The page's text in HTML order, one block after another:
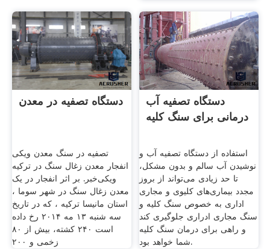
دستگاه تصفیه در معدن
تصفیه در سنگ معدن ویکی
انفجار معدن زغال سنگ در ترکیه
ویکی‌خبر. بر اثر انفجار در یک
معدن زغال سنگ در شهر سوما ،
استان مانیسا ترکیه ، که در تاریخ
سه شنبه ۱۳ مه ۲۰۱۴ رخ داده
است ۲۴۰ کشته، بیش از ۸۰
زخمی و ۲۰۰
دستگاه تصفیه آب
درمانی برای سنگ کلیه
استفاده از دستگاه تصفیه آب و
نوشیدن آب سالم و بدون مشکل،
تا حد زیادی می‌تواند از بروز
مجدد بیماری‌های کلیوی و مجاری
اداری به خصوص سنگ کلیه و
سنگ مجاری ادراری جلوگیری کند
و راهی برای درمان سنگ کلیه
شما خواهد بود.